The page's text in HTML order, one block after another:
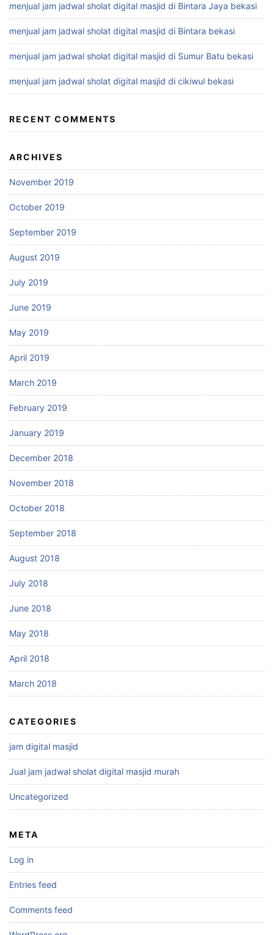
menjual jam jadwal sholat digital masjid di Bintara Jaya bekasi
menjual jam jadwal sholat digital masjid di Bintara bekasi
menjual jam jadwal sholat digital masjid di Sumur Batu bekasi
menjual jam jadwal sholat digital masjid di cikiwul bekasi
RECENT COMMENTS
ARCHIVES
November 2019
October 2019
September 2019
August 2019
July 2019
June 2019
May 2019
April 2019
March 2019
February 2019
January 2019
December 2018
November 2018
October 2018
September 2018
August 2018
July 2018
June 2018
May 2018
April 2018
March 2018
CATEGORIES
jam digital masjid
Jual jam jadwal sholat digital masjid murah
Uncategorized
META
Log in
Entries feed
Comments feed